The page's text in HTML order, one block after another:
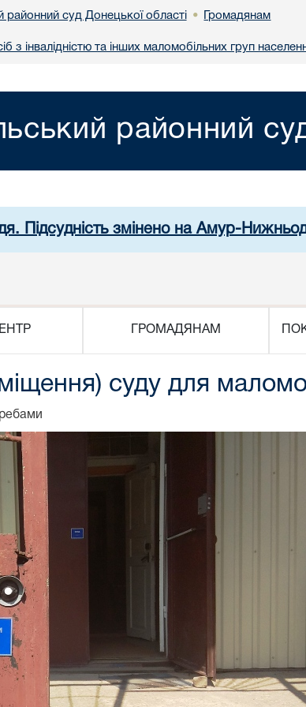
районний суд Донецької області • Громадянам
з інвалідністю та інших маломобільних груп
районний
Підсудність змінено на Амур-
ГРОМАДЯНАМ
суду для